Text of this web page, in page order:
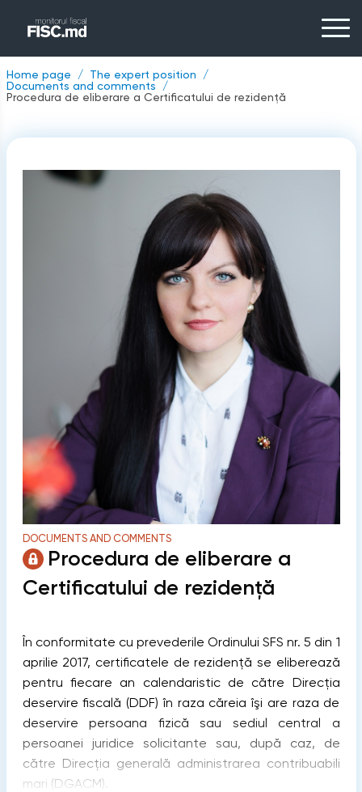
Home page
The expert position
Documents and comments
Procedura de eliberare a Certificatului de rezidenţă
DOCUMENTS AND COMMENTS
Procedura de eliberare a
Certificatului de rezidenţă
În conformitate cu prevederile Ordinului SFS nr. 5 din 1
aprilie 2017, certificatele de rezidenţă se eliberează
pentru fiecare an calendaristic de către Direcția
deservire fiscală (DDF) în raza căreia îşi are raza de
deservire persoana fizică sau sediul central a
persoanei juridice solicitante sau, după caz, de
către Direcţia generală administrarea contribuabili
mari (DGACM).